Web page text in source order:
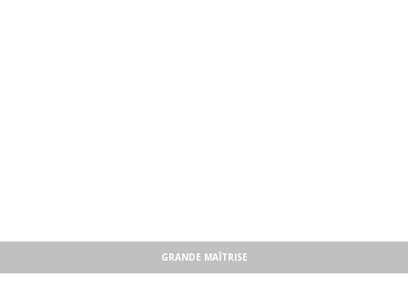
GRANDE MAÎTRISE